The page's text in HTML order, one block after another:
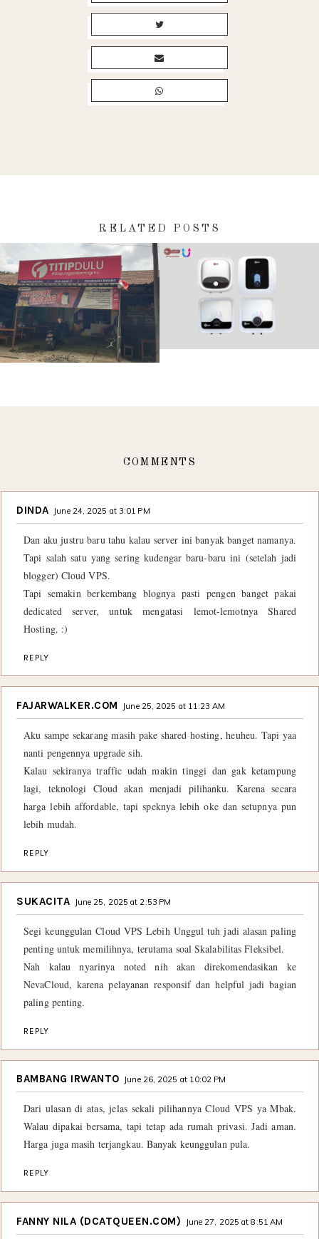
RELATED POSTS
COMMENTS
DINDA June 24, 2025 at 3:01 PM
Dan aku justru baru tahu kalau server ini banyak banget namanya.
Tapi salah satu yang sering kudengar baru-baru ini (setelah jadi
blogger) Cloud VPS.
Tapi semakin berkembang blognya pasti pengen banget pakai
dedicated server, untuk mengatasi lemot-lemotnya Shared
Hosting. :)
REPLY
FAJARWALKER.COM June 25, 2025 at 11:23 AM
Aku sampe sekarang masih pake shared hosting, heuheu. Tapi yaa
nanti pengennya upgrade sih.
Kalau sekiranya traffic udah makin tinggi dan gak ketampung
lagi, teknologi Cloud akan menjadi pilihanku. Karena secara
harga lebih affordable, tapi speknya lebih oke dan setupnya pun
lebih mudah.
REPLY
SUKACITA June 25, 2025 at 2:53 PM
Segi keunggulan Cloud VPS Lebih Unggul tuh jadi alasan paling
penting untuk memilihnya, terutama soal Skalabilitas Fleksibel.
Nah kalau nyarinya noted nih akan direkomendasikan ke
NevaCloud, karena pelayanan responsif dan helpful jadi bagian
paling penting.
REPLY
BAMBANG IRWANTO June 26, 2025 at 10:02 PM
Dari ulasan di atas, jelas sekali pilihannya Cloud VPS ya Mbak.
Walau dipakai bersama, tapi tetap ada rumah privasi. Jadi aman.
Harga juga masih terjangkau. Banyak keunggulan pula.
REPLY
FANNY NILA (DCATQUEEN.COM) June 27, 2025 at 8:51 AM